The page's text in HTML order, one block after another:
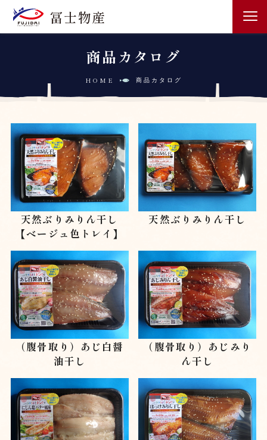
冨士物産
商品カタログ
HOME 商品カタログ
天然ぶりみりん干し
【ベージュ色トレイ】
天然ぶりみりん干し
（腹骨取り）あじ白醤
油干し
（腹骨取り）あじみり
ん干し